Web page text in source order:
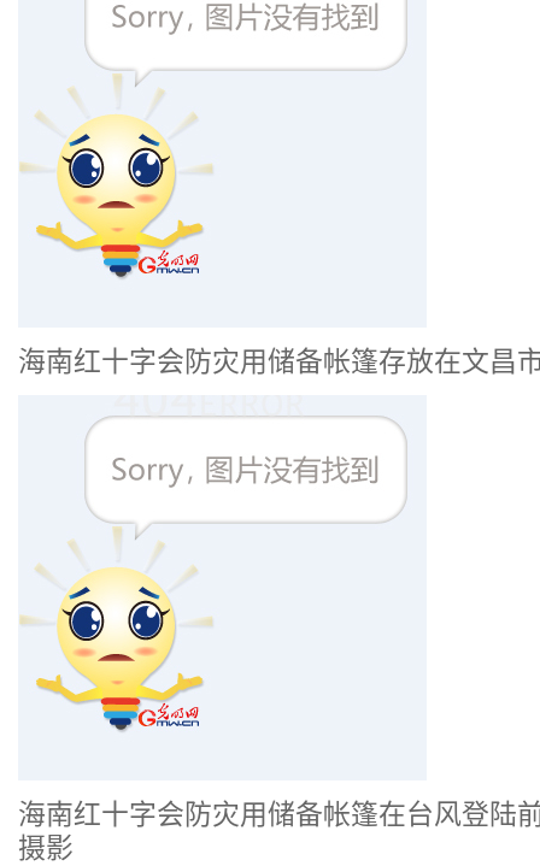
海南红十字会防灾用储备帐篷存放在文昌
海南红十字会防灾用储备帐篷在台风登陆
摄影